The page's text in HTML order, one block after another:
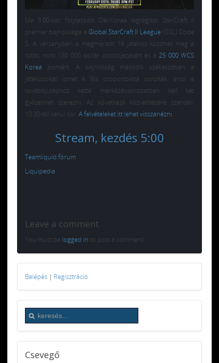
Ma 5:00-kor folytatódik Dél-Korea legrégibb StarCraft II
premier bajnoksága a Global StarCraft II League(GSL) Code
S. A versenyben a megmaradt 16 játékos küzdhet meg a
több, mint 150 000 dollár összdíjazásért és a25 000 WCS
Korea pontért. A bajnokság második szakaszában a
játékosokat ismét 4 fős csoportokba sorolták, ahol a
továbbjutáshoz kettő mérkőzéssorozatban kell két
győzelmet szerezni. Az következő közvetítésére szerdán
10:30-tól kerül sor. A felvételeket itt lehet visszanézni.
Stream, kezdés 5:00
Teamliquid fórum
Liquipedia
Leave a comment
You must be logged in to post a comment.
Belépés | Regisztráció
Csevegő